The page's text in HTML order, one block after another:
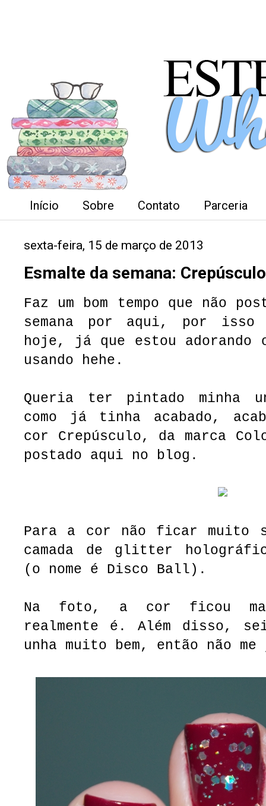
Início Sobre Contato Parceria
sexta-feira, 15 de março de 2013
Esmalte da semana:
Faz um bom tempo que não
semana por aqui, por
hoje, já que estou adorando
usando hehe.
Queria ter pintado minha
como já tinha acabado,
cor Crepúsculo, da marca
postado aqui no blog.
Para a cor não ficar muito
camada de glitter
(o nome é Disco Ball).
Na foto, a cor ficou
realmente é. Além disso,
unha muito bem, então não